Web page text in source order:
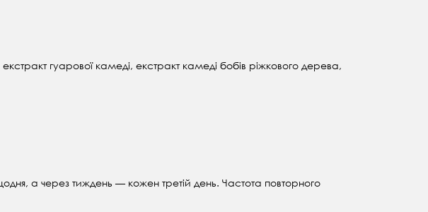
гуарової камеді, екстракт камеді бобів ріжкового дерева,
а через тиждень — кожен третій день. Частота повторного